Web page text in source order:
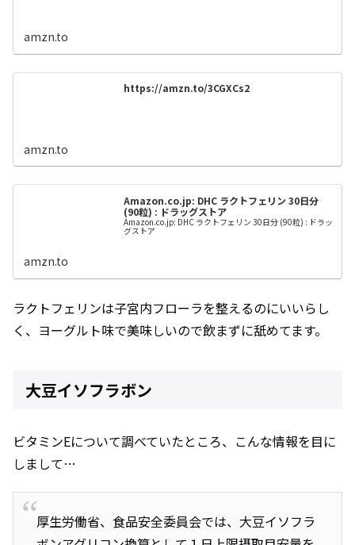
amzn.to
https://amzn.to/3CGXCs2
amzn.to
Amazon.co.jp: DHC ラクトフェリン 30日分
(90粒) : ドラッグストア
Amazon.co.jp: DHC ラクトフェリン 30日分 (90粒) : ドラッ
グストア
amzn.to
ラクトフェリンは子宮内フローラを整えるのにいいらし
く、ヨーグルト味で美味しいので飲まずに舐めてます。
大豆イソフラボン
ビタミンEについて調べていたところ、こんな情報を目に
しまして…
厚生労働省、食品安全委員会では、大豆イソフラ